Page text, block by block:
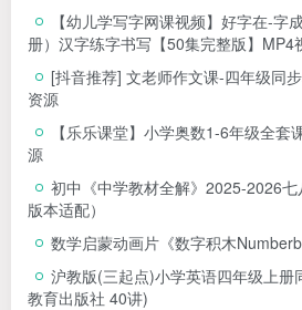
【幼儿学写字网课视频】好字在-字
册）汉字练字书写【50集完整版】MP4
[抖音推荐] 文老师作文课-四年级同
资源
【乐乐课堂】小学奥数1-6年级全套
源
初中《中学教材全解》2025-2026
版本适配）
数学启蒙动画片《数字积木
沪教版(三起点)小学英语四年级上册
教育出版社 40讲)